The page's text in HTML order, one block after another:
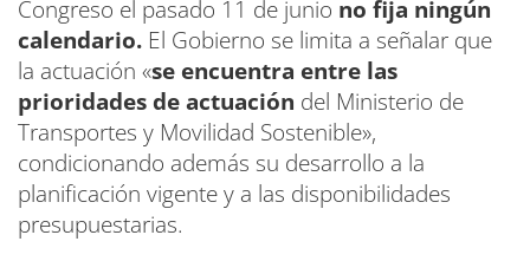
Congreso el pasado 11 de junio no fija ningún
calendario. El Gobierno se limita a señalar que
la actuación «se encuentra entre las
prioridades de actuación del Ministerio de
Transportes y Movilidad Sostenible»,
condicionando además su desarrollo a la
planificación vigente y a las disponibilidades
presupuestarias.